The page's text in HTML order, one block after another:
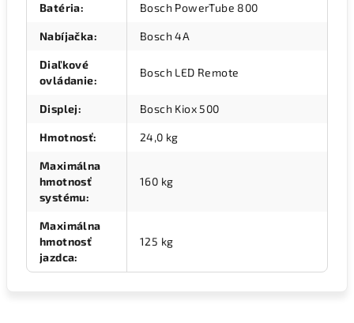
Batéria: Bosch PowerTube 800
Nabíjačka: Bosch 4A
Diaľkové
ovládanie:
Bosch LED Remote
Displej: Bosch Kiox 500
Hmotnosť: 24,0 kg
Maximálna
hmotnosť
systému:
160 kg
Maximálna
hmotnosť
jazdca:
125 kg